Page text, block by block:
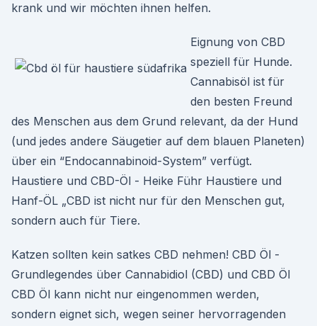
krank und wir möchten ihnen helfen.
Eignung von CBD
speziell für Hunde.
Cannabisöl ist für
den besten Freund
des Menschen aus dem Grund relevant, da der Hund
(und jedes andere Säugetier auf dem blauen Planeten)
über ein “Endocannabinoid-System” verfügt.
Haustiere und CBD-Öl - Heike Führ Haustiere und
Hanf-ÖL „CBD ist nicht nur für den Menschen gut,
sondern auch für Tiere.
Katzen sollten kein satkes CBD nehmen! CBD Öl -
Grundlegendes über Cannabidiol (CBD) und CBD Öl
CBD Öl kann nicht nur eingenommen werden,
sondern eignet sich, wegen seiner hervorragenden